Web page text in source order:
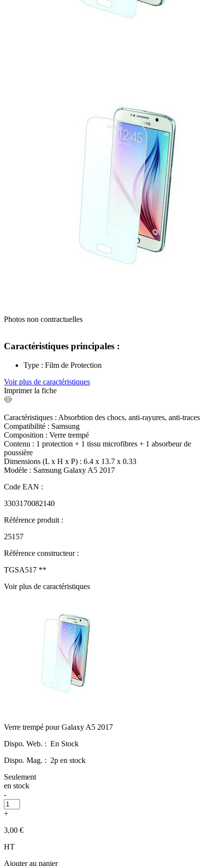
Photos non contractuelles
Caractéristiques principales :
Type : Film de Protection
Voir plus de caractéristiques
Imprimer la fiche
Caractéristiques : Absorbtion des chocs, anti-rayures, anti-traces
Compatibilité : Samsung
Composition : Verre trempé
Contenu : 1 protection + 1 tissu microfibres + 1 absorbeur de
poussière
Dimensions (L x H x P) : 6.4 x 13.7 x 0.33
Modèle : Samsung Galaxy A5 2017
Code EAN :
3303170082140
Référence produit :
25157
Référence constructeur :
TGSA517 **
Voir plus de caractéristiques
Verre trempé pour Galaxy A5 2017
Dispo. Web. : En Stock
Dispo. Mag. : 2p en stock
Seulement
en stock
-
+
3,00 €
HT
Ajouter au panier